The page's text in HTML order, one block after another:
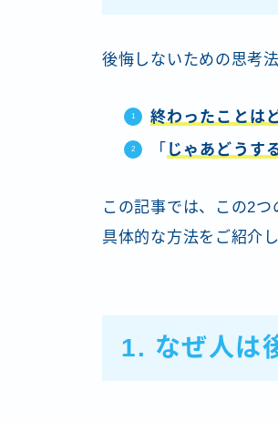
後悔しないための思考
終わったことは
「 じゃあどうす
この記事では、この2
具体的な方法をご紹介し
1. なぜ人は